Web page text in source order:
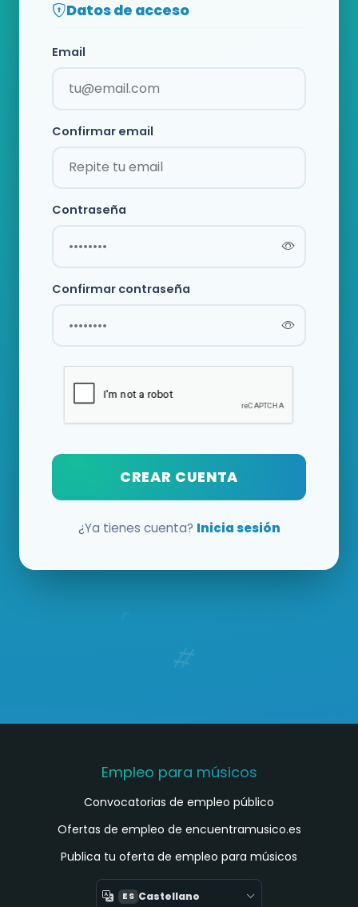
Datos de acceso
Email
Confirmar email
Contraseña
Confirmar contraseña
CREAR CUENTA
¿Ya tienes cuenta? Inicia sesión
Empleo para músicos
Convocatorias de empleo público
Ofertas de empleo de encuentramusico.es
Publica tu oferta de empleo para músicos
ES Castellano